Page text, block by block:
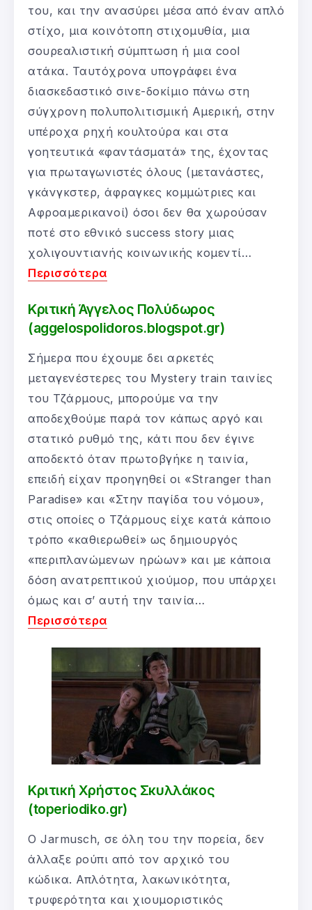
του, και την ανασύρει μέσα από έναν απλό
στίχο, μια κοινότοπη στιχομυθία, μια
σουρεαλιστική σύμπτωση ή μια cool
ατάκα. Ταυτόχρονα υπογράφει ένα
διασκεδαστικό σινε-δοκίμιο πάνω στη
σύγχρονη πολυπολιτισμική Αμερική, στην
υπέροχα ρηχή κουλτούρα και στα
γοητευτικά «φαντάσματά» της, έχοντας
για πρωταγωνιστές όλους (μετανάστες,
γκάνγκ­στερ, άφραγκες κομμώτριες και
Αφροαμερικανοί) όσοι δεν θα χωρούσαν
ποτέ στο εθνικό success story μιας
χολιγουντιανής κοινωνικής κομεντί…
Περισσότερα
Κριτική Άγγελος Πολύδωρος
(aggelospolidoros.blogspot.gr)
Σήμερα που έχουμε δει αρκετές
μεταγενέστερες του Mystery train ταινίες
του Τζάρμους, μπορούμε να την
αποδεχθούμε παρά τον κάπως αργό και
στατικό ρυθμό της, κάτι που δεν έγινε
αποδεκτό όταν πρωτοβγήκε η ταινία,
επειδή είχαν προηγηθεί οι «Stranger than
Paradise» και «Στην παγίδα του νόμου»,
στις οποίες ο Τζάρμους είχε κατά κάποιο
τρόπο «καθιερωθεί» ως δημιουργός
«περιπλανώμενων ηρώων» και με κάποια
δόση ανατρεπτικού χιούμορ, που υπάρχει
όμως και σ’ αυτή την ταινία…
Περισσότερα
Κριτική Χρήστος Σκυλλάκος
(toperiodiko.gr)
Ο Jarmusch, σε όλη του την πορεία, δεν
άλλαξε ρούπι από τον αρχικό του
κώδικα. Απλότητα, λακωνικότητα,
τρυφερότητα και χιουμοριστικός